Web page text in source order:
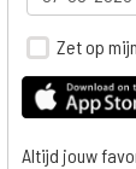
Zet op
Altijd jouw